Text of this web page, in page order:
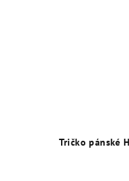
Tričko pánské